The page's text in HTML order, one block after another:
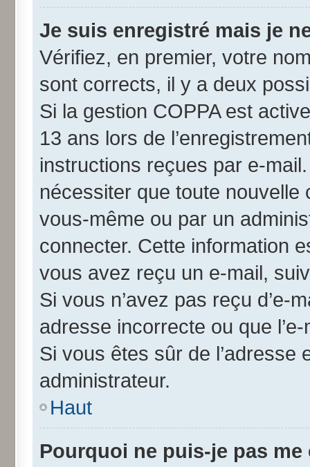
Je suis enregistré mais je
Vérifiez, en premier, votre
sont corrects, il y a deux
Si la gestion COPPA est
13 ans lors de
instructions reçues par e-
nécessiter que toute
vous-même ou par un
connecter. Cette information
vous avez reçu un e-mail,
Si vous n’avez pas reçu d’e-
adresse incorrecte ou que
Si vous êtes sûr de l’adresse
administrateur.
Haut
Pourquoi ne puis-je pas